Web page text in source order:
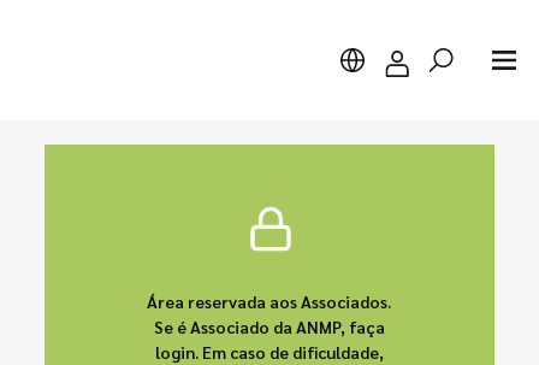
Área reservada aos Associados.
Se é Associado da ANMP, faça
login. Em caso de dificuldade,